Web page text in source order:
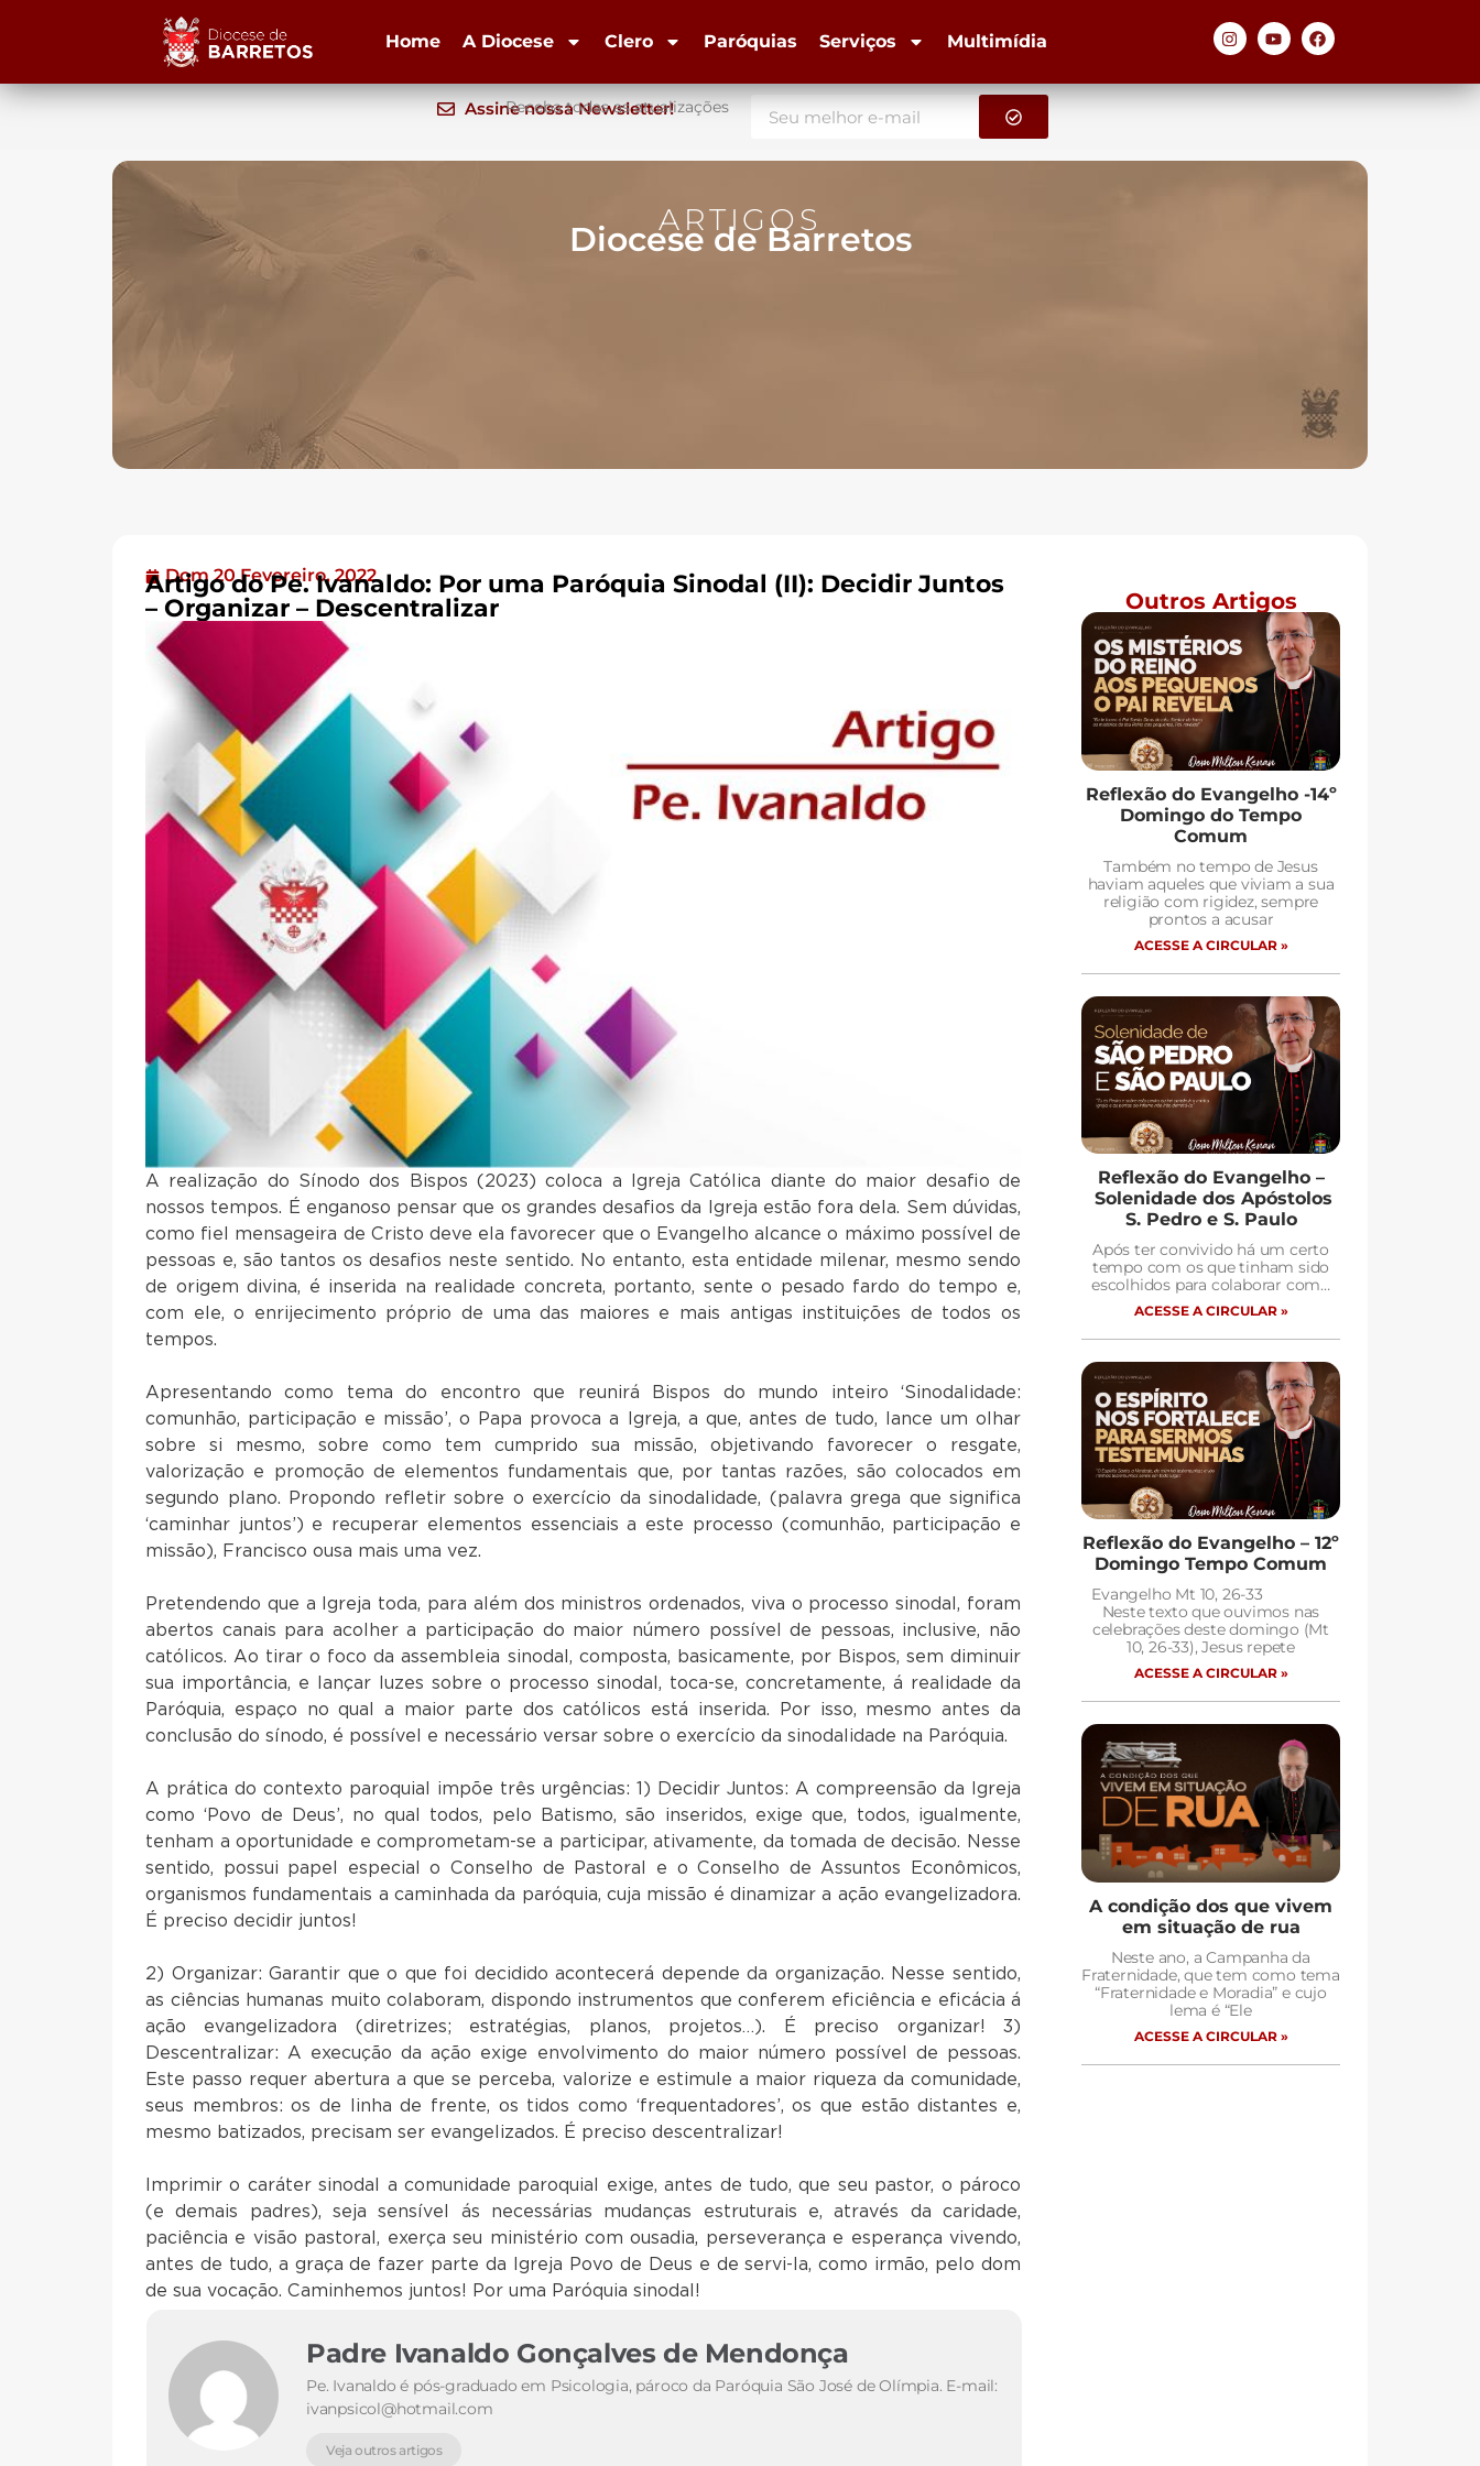
Home A Diocese Clero Paróquias Serviços Multimídia
Assine nossa Newsletter!
Receba todas as atualizações
ARTIGOS
Diocese de Barretos
Dom 20 Fevereiro, 2022
Artigo do Pe. Ivanaldo: Por uma Paróquia Sinodal (II): Decidir Juntos
– Organizar – Descentralizar
A realização do Sínodo dos Bispos (2023) coloca a Igreja Católica diante do maior desafio de
nossos tempos. É enganoso pensar que os grandes desafios da Igreja estão fora dela. Sem dúvidas,
como fiel mensageira de Cristo deve ela favorecer que o Evangelho alcance o máximo possível de
pessoas e, são tantos os desafios neste sentido. No entanto, esta entidade milenar, mesmo sendo
de origem divina, é inserida na realidade concreta, portanto, sente o pesado fardo do tempo e,
com ele, o enrijecimento próprio de uma das maiores e mais antigas instituições de todos os
tempos.
Apresentando como tema do encontro que reunirá Bispos do mundo inteiro ‘Sinodalidade:
comunhão, participação e missão’, o Papa provoca a Igreja, a que, antes de tudo, lance um olhar
sobre si mesmo, sobre como tem cumprido sua missão, objetivando favorecer o resgate,
valorização e promoção de elementos fundamentais que, por tantas razões, são colocados em
segundo plano. Propondo refletir sobre o exercício da sinodalidade, (palavra grega que significa
‘caminhar juntos’) e recuperar elementos essenciais a este processo (comunhão, participação e
missão), Francisco ousa mais uma vez.
Pretendendo que a Igreja toda, para além dos ministros ordenados, viva o processo sinodal, foram
abertos canais para acolher a participação do maior número possível de pessoas, inclusive, não
católicos. Ao tirar o foco da assembleia sinodal, composta, basicamente, por Bispos, sem diminuir
sua importância, e lançar luzes sobre o processo sinodal, toca-se, concretamente, á realidade da
Paróquia, espaço no qual a maior parte dos católicos está inserida. Por isso, mesmo antes da
conclusão do sínodo, é possível e necessário versar sobre o exercício da sinodalidade na Paróquia.
A prática do contexto paroquial impõe três urgências: 1) Decidir Juntos: A compreensão da Igreja
como ‘Povo de Deus’, no qual todos, pelo Batismo, são inseridos, exige que, todos, igualmente,
tenham a oportunidade e comprometam-se a participar, ativamente, da tomada de decisão. Nesse
sentido, possui papel especial o Conselho de Pastoral e o Conselho de Assuntos Econômicos,
organismos fundamentais a caminhada da paróquia, cuja missão é dinamizar a ação evangelizadora.
É preciso decidir juntos!
2) Organizar: Garantir que o que foi decidido acontecerá depende da organização. Nesse sentido,
as ciências humanas muito colaboram, dispondo instrumentos que conferem eficiência e eficácia á
ação evangelizadora (diretrizes; estratégias, planos, projetos…). É preciso organizar! 3)
Descentralizar: A execução da ação exige envolvimento do maior número possível de pessoas.
Este passo requer abertura a que se perceba, valorize e estimule a maior riqueza da comunidade,
seus membros: os de linha de frente, os tidos como ‘frequentadores’, os que estão distantes e,
mesmo batizados, precisam ser evangelizados. É preciso descentralizar!
Imprimir o caráter sinodal a comunidade paroquial exige, antes de tudo, que seu pastor, o pároco
(e demais padres), seja sensível ás necessárias mudanças estruturais e, através da caridade,
paciência e visão pastoral, exerça seu ministério com ousadia, perseverança e esperança vivendo,
antes de tudo, a graça de fazer parte da Igreja Povo de Deus e de servi-la, como irmão, pelo dom
de sua vocação. Caminhemos juntos! Por uma Paróquia sinodal!
Padre Ivanaldo Gonçalves de Mendonça
Pe. Ivanaldo é pós-graduado em Psicologia, pároco da Paróquia São José de Olímpia. E-mail:
ivanpsicol@hotmail.com
Veja outros artigos
Outros Artigos
Reflexão do Evangelho -14º
Domingo do Tempo
Comum
Também no tempo de Jesus
haviam aqueles que viviam a sua
religião com rigidez, sempre
prontos a acusar
ACESSE A CIRCULAR »
Reflexão do Evangelho –
Solenidade dos Apóstolos
S. Pedro e S. Paulo
Após ter convivido há um certo
tempo com os que tinham sido
escolhidos para colaborar com…
ACESSE A CIRCULAR »
Reflexão do Evangelho – 12º
Domingo Tempo Comum
Evangelho Mt 10, 26-33
Neste texto que ouvimos nas
celebrações deste domingo (Mt
10, 26-33), Jesus repete
ACESSE A CIRCULAR »
A condição dos que vivem
em situação de rua
Neste ano, a Campanha da
Fraternidade, que tem como tema
“Fraternidade e Moradia” e cujo
lema é “Ele
ACESSE A CIRCULAR »